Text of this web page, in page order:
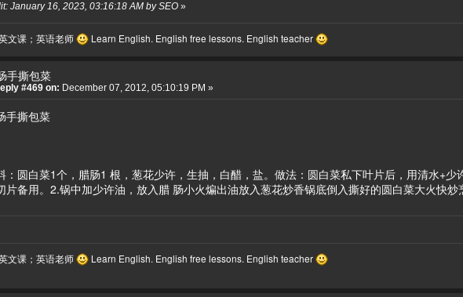
January 16, 2023, 03:16:18 AM by SEO »
文课；英语老师 Learn English. English free lessons. English teacher
手撕包菜
#469 on: December 07, 2012, 05:10:19 PM »
手撕包菜
：圆白菜1个，腊肠1 根，葱花少许，生抽，白醋，盐。做法：圆白菜私下叶片后，用清水+
片备用。2.锅中加少许油，放入腊 肠小火煸出油放入葱花炒香锅底倒入撕好的圆白菜大火快炒
文课；英语老师 Learn English. English free lessons. English teacher